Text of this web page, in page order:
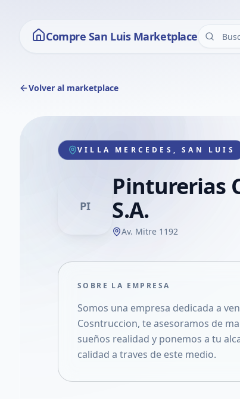
Compre San Luis Marketplace
Volver al marketplace
VILLA MERCEDES, SAN LUIS
PI
Pinturerias
S.A.
Av. Mitre 1192
SOBRE LA EMPRESA
Somos una empresa dedicada a
Cosntruccion, te asesoramos de
sueños realidad y ponemos a tu
calidad a traves de este medio.